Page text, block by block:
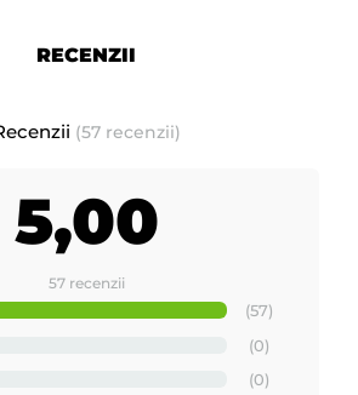
RECENZII
(57 recenzii)
5,00
57 recenzii
(57)
(0)
(0)